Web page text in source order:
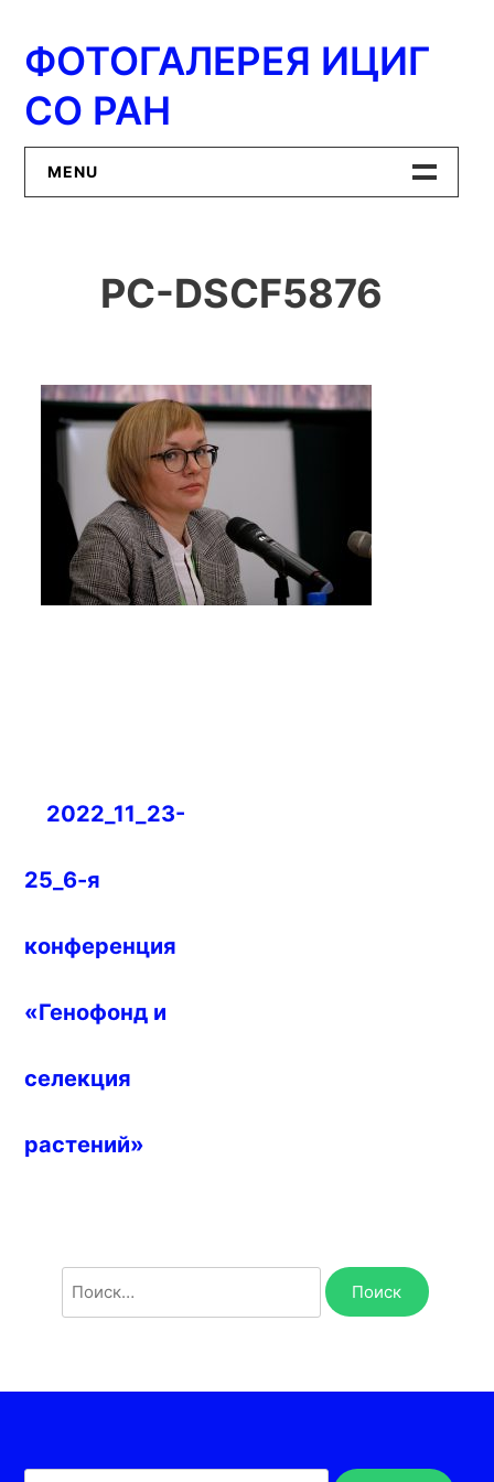
содержимому
ФОТОГАЛЕРЕЯ ИЦИГ
СО РАН
MENU
ИЦиГ СО РАН
PC-DSCF5876
Навигация
записям
2022_11_23-
25_6-я
конференция
«Генофонд и
селекция
растений»
Найти: